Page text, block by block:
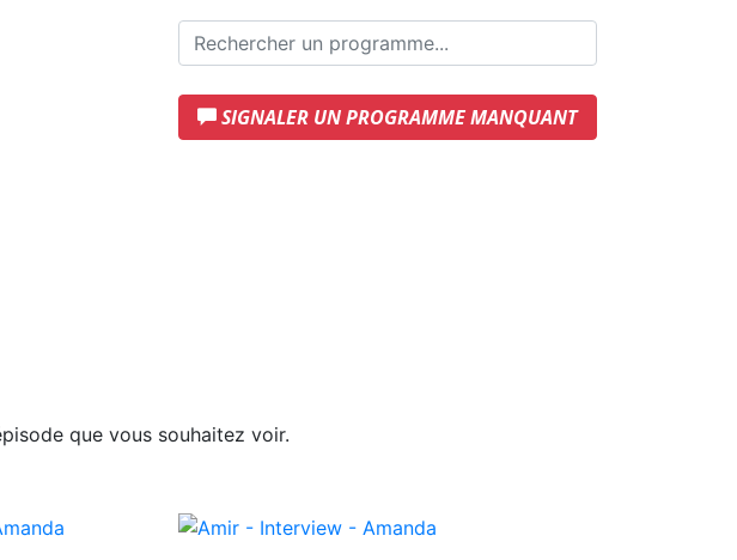
SIGNALER UN PROGRAMME MANQUANT
que vous souhaitez voir.